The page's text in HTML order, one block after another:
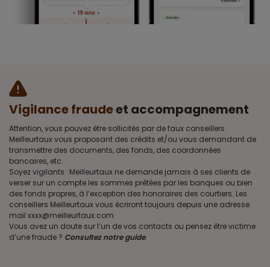
Vigilance fraudeet accompagnement
Attention, vous pouvez être sollicités par de faux conseillers
Meilleurtaux vous proposant des crédits et/ou vous demandant de
transmettre des documents, des fonds, des coordonnées
bancaires, etc.
Soyez vigilants · Meilleurtaux ne demande jamais à ses clients de
verser sur un compte les sommes prêtées par les banques ou bien
des fonds propres, à l’exception des honoraires des courtiers. Les
conseillers Meilleurtaux vous écriront toujours depuis une adresse
mail xxxx@meilleurtaux.com
Vous avez un doute sur l’un de vos contacts ou pensez être victime
d’une fraude ? Consultez notre guide.